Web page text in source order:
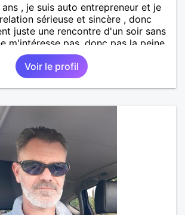
, je suis auto entrepreneur et je
sérieuse et sincère , donc
juste une rencontre d'un soir sans
m'intéresse pas, donc pas la peine
J'aime la nature, le sport en
les sorties entre amis et en
d'un naturel plutôt timide d'ou mon
une fois que je connais la
émotif, sensible, impulsif dans mes
relativiser selon les situations),
optimiste, quelquefois un petit
en moi . Je suis loyal,
patient mais très intègre et
joyeuse.
Voir le profil